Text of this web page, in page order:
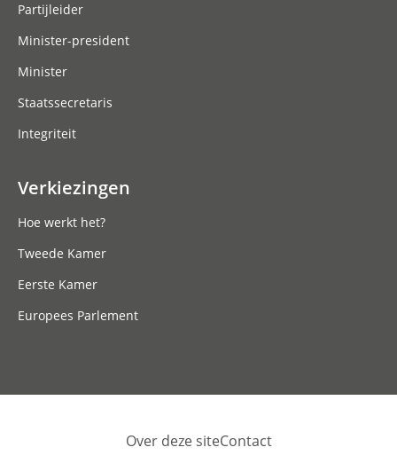
Partijleider
Minister-president
Minister
Staatssecretaris
Integriteit
Verkiezingen
Hoe werkt het?
Tweede Kamer
Eerste Kamer
Europees Parlement
Over deze siteContact